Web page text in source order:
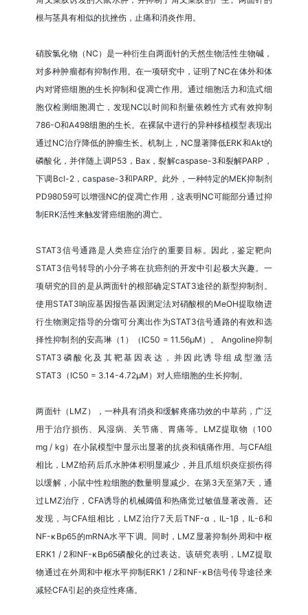
根与茎具有相似的抗挫伤，止痛和消炎作用。
硝胺氯化物（NC）是一种衍生自两面针的天然生物活性生物碱，
对多种肿瘤都有抑制作用。在一项研究中，证明了NC在体外和体
内对肾癌细胞的生长抑制和促凋亡作用。通过细胞活力和流式细
胞仪检测细胞凋亡，发现NC以时间和剂量依赖性方式有效抑制
786-O和A498细胞的生长。在裸鼠中进行的异种移植模型表现出
通过NC治疗降低的肿瘤生长。机制上，NC显著降低ERK和Akt的
磷酸化，并伴随上调P53，Bax，裂解caspase-3和裂解PARP，
下调Bcl-2，caspase-3和PARP。此外，一种特定的MEK抑制剂
PD98059可以增强NC的促凋亡作用，这表明NC可能部分通过抑
制ERK活性来触发肾癌细胞的凋亡。
STAT3信号通路是人类癌症治疗的重要目标。因此，鉴定靶向
STAT3信号转导的小分子将在抗癌剂的开发中引起极大兴趣。一
项研究的目的是从两面针的根部确定STAT3途径的新型抑制剂。
使用STAT3响应基因报告基因测定法对硝酸根的MeOH提取物进
行生物测定指导的分馏可分离出作为STAT3信号通路的有效和选
择性抑制剂的安高琳（1）（IC50 = 11.56μM）。 Angoline抑制
STAT3磷酸化及其靶基因表达，并因此诱导组成型激活
STAT3（IC50 = 3.14-4.72μM）对人癌细胞的生长抑制。
两面针（LMZ），一种具有消炎和缓解疼痛功效的中草药，广泛
用于治疗损伤、风湿病、关节痛、胃痛等。LMZ提取物（100
mg / kg）在小鼠模型中显示出显著的抗炎和镇痛作用。与CFA组
相比，LMZ给药后爪水肿体积明显减少，并且爪组织炎症损伤得
以缓解，小鼠中性粒细胞的数量明显减少。在第3天至第7天，通
过LMZ治疗，CFA诱导的机械阈值和热痛觉过敏值显著改善。还
发现，与CFA组相比，LMZ治疗7天后TNF-α，IL-1β，IL-6和
NF-κBp65的mRNA水平下调。同时，LMZ显著抑制外周和中枢
ERK1 / 2和NF-κBp65磷酸化的过表达。该研究表明，LMZ提取
物通过在外周和中枢水平抑制ERK1 / 2和NF-κB信号传导途径来
减轻CFA引起的炎症性疼痛。